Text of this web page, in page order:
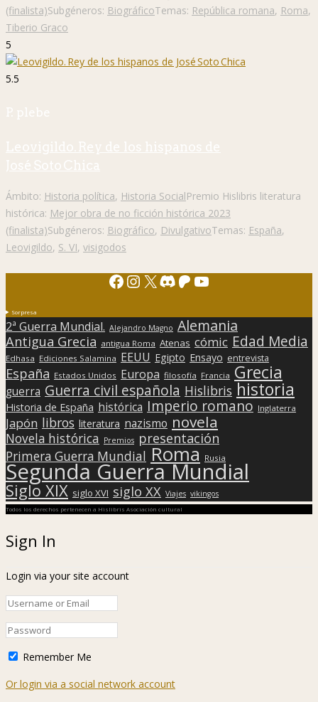
(finalista)Subgéneros: BiográficoTemas: República romana, Roma,
Tiberio Graco
5
5.5
P. plebe
Leovigildo. Rey de los hispanos de
José Soto Chica
Ámbito: Historia política, Historia SocialPremio Hislibris literatura
histórica: Mejor obra de no ficción histórica 2023
(finalista)Subgéneros: Biográfico, DivulgativoTemas: España,
Leovigildo, S. VI, visigodos
Facebook
Instagram
X Discord
Patreon
YouTube
Sorpresa
2ª Guerra Mundial. Alejandro Magno Alemania
Antigua Grecia antigua Roma Atenas cómic Edad Media
Edhasa Ediciones Salamina EEUU Egipto Ensayo entrevista
España Estados Unidos Europa filosofía Francia Grecia
guerra Guerra civil española Hislibris historia
Historia de España histórica Imperio romano Inglaterra
Japón libros literatura nazismo novela
Novela histórica Premios presentación
Primera Guerra Mundial Roma Rusia
Segunda Guerra Mundial
Siglo XIX siglo XVI siglo XX Viajes vikingos
Todos los derechos pertenecen a Hislibris Asociación cultural
Sign In
Login via your site account
Remember Me
Or login via a social network account